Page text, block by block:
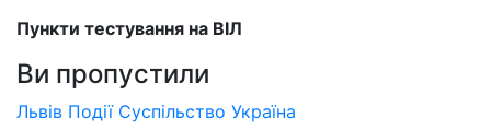
Пункти тестування на ВІЛ
Ви пропустили
Львів Події Суспільство Україна